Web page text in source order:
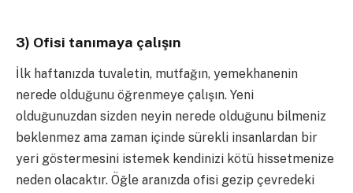
3) Ofisi tanımaya çalışın
İlk haftanızda tuvaletin, mutfağın, yemekhanenin
nerede olduğunu öğrenmeye çalışın. Yeni
olduğunuzdan sizden neyin nerede olduğunu bilmeniz
beklenmez ama zaman içinde sürekli insanlardan bir
yeri göstermesini istemek kendinizi kötü hissetmenize
neden olacaktır. Öğle aranızda ofisi gezip çevredeki